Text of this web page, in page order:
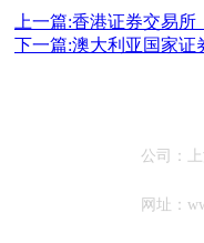
上一篇:香港证券交易所
下一篇:澳大利亚国家证
公司：
网址